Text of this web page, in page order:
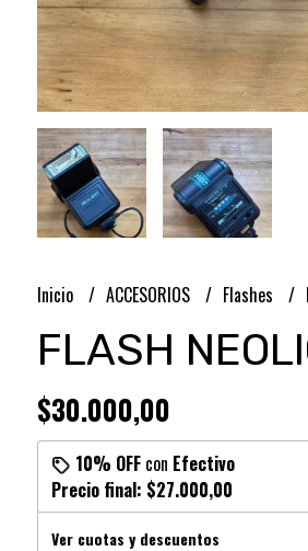
Inicio ACCESORIOS Flashes
FLASH
$30.000,00
10% OFFcon Efectivo
Precio final: $27.000,00
Ver cuotas y descuentos